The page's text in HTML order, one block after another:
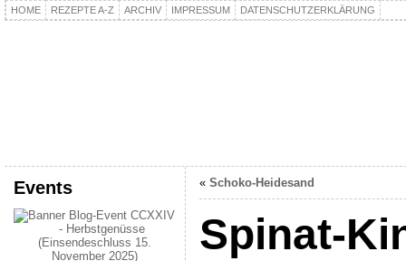
HOME REZEPTE A-Z ARCHIV IMPRESSUM DATENSCHUTZERKLÄRUNG
Events « Schoko-Heidesand
Spinat-